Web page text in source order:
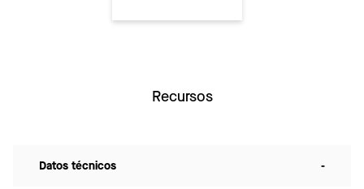
Recursos
Datos técnicos -